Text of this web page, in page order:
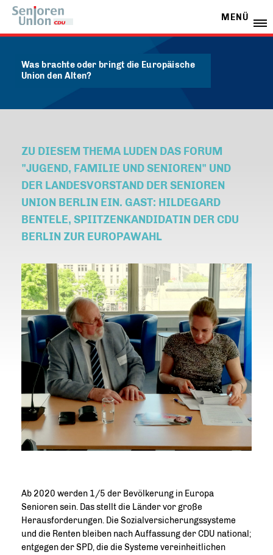
MENÜ
Was brachte oder bringt die Europäische
Union den Alten?
ZU DIESEM THEMA LUDEN DAS FORUM
"JUGEND, FAMILIE UND SENIOREN" UND
DER LANDESVORSTAND DER SENIOREN
UNION BERLIN EIN. GAST: HILDEGARD
BENTELE, SPIITZENKANDIDATIN DER CDU
BERLIN ZUR EUROPAWAHL
Ab 2020 werden 1/5 der Bevölkerung in Europa
Senioren sein. Das stellt die Länder vor große
Herausforderungen. Die Sozialversicherungssysteme
und die Renten bleiben nach Auffassung der CDU national;
entgegen der SPD, die die Systeme vereinheitlichen